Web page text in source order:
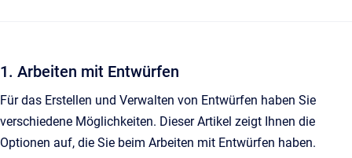
1. Arbeiten mit Entwürfen
Für das Erstellen und Verwalten von Entwürfen haben Sie
verschiedene Möglichkeiten. Dieser Artikel zeigt Ihnen die
Optionen auf, die Sie beim Arbeiten mit Entwürfen haben.